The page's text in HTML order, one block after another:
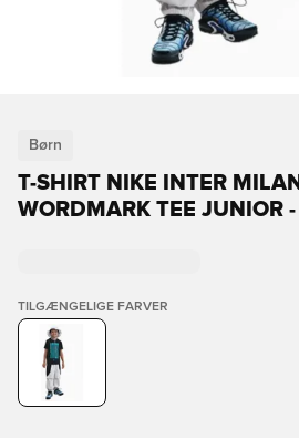
Børn
T-SHIRT NIKE INTER
WORDMARK TEE JUNIOR
TILGÆNGELIGE FARVER